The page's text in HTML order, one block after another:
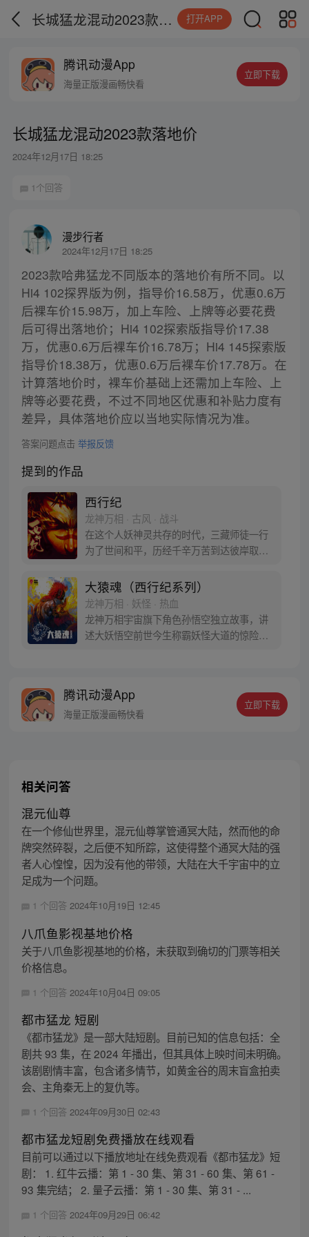
长城猛龙混动2023款落地价 打开APP
腾讯动漫App
海量正版漫画畅快看
立即下载
长城猛龙混动2023款落地价
2024年12月17日 18:25
1个回答
漫步行者
2024年12月17日 18:25
2023款哈弗猛龙不同版本的落地价有所不同。以
Hi4 102探界版为例，指导价16.58万，优惠0.6万
后裸车价15.98万，加上车险、上牌等必要花费
后可得出落地价；Hi4 102探索版指导价17.38
万，优惠0.6万后裸车价16.78万；Hi4 145探索版
指导价18.38万，优惠0.6万后裸车价17.78万。在
计算落地价时，裸车价基础上还需加上车险、上
牌等必要花费，不过不同地区优惠和补贴力度有
差异，具体落地价应以当地实际情况为准。
答案问题点击 举报反馈
提到的作品
西行纪
龙神万相 · 古风 · 战斗
在这个人妖神灵共存的时代，三藏师徒一行
为了世间和平，历经千辛万苦到达彼岸取
变得美好….随着阴谋慢慢揭露，暗魂四起,
为了让“永恒之火”重新归位，小狼妖白狼不
辞万难，找到唐三藏大法师，和他一起重新
寻回徒弟们，组成全新“西行小队”，再度踏
上西行之旅……
大猿魂（西行纪系列）
龙神万相 · 妖怪 · 热血
龙神万相宇宙旗下角色孙悟空独立故事，讲
述大妖悟空前世今生称霸妖怪大道的惊险历
人…六十年后，他再次破石而出，背负着守
护族人的希望和信念打败了妖怪大道的霸
腾讯动漫App
海量正版漫画畅快看
立即下载
相关问答
混元仙尊
在一个修仙世界里，混元仙尊掌管通冥大陆，然而他的命
牌突然碎裂，之后便不知所踪，这使得整个通冥大陆的强
者人心惶惶，因为没有他的带领，大陆在大千宇宙中的立
足成为一个问题。
1 个回答 2024年10月19日 12:45
八爪鱼影视基地价格
关于八爪鱼影视基地的价格，未获取到确切的门票等相关
价格信息。
1 个回答 2024年10月04日 09:05
都市猛龙 短剧
《都市猛龙》是一部大陆短剧。目前已知的信息包括：全
剧共 93 集，在 2024 年播出，但其具体上映时间未明确。
该剧剧情丰富，包含诸多情节，如黄金谷的周末盲盒拍卖
会、主角秦无上的复仇等。
1 个回答 2024年09月30日 02:43
都市猛龙短剧免费播放在线观看
目前可以通过以下播放地址在线免费观看《都市猛龙》短
剧： 1. 红牛云播：第 1 - 30 集、第 31 - 60 集、第 61 -
93 集完结； 2. 量子云播：第 1 - 30 集、第 31 - ...
1 个回答 2024年09月29日 06:42